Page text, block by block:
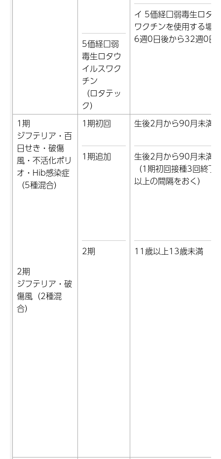
5価経口弱
毒生ロタウ
イルスワク
チン
（ロタテッ
ク）
イ 5価経口弱毒生ロタ
ワクチンを使用する場
6週0日後から32週0日
1期
ジフテリア・百
日せき・破傷
風・不活化ポリ
オ・Hib感染症
（5種混合）
2期
ジフテリア・破
傷風（2種混
合）
1期初回
1期追加
2期
生後2月から90月未満
生後2月から90月未満
（1期初回接種3回終了
以上の間隔をおく）
11歳以上13歳未満